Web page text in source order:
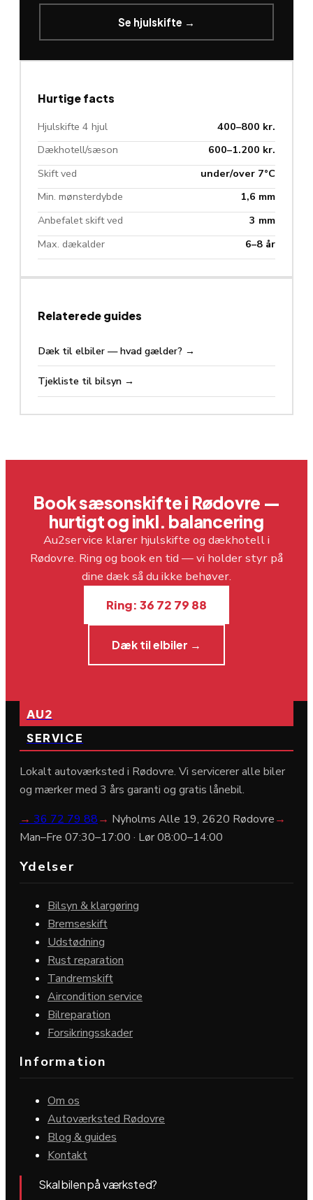
Se hjulskifte →
Hurtige facts
Hjulskifte 4 hjul
400–800 kr.
Dækhotell/sæson
600–1.200 kr.
Skift ved
under/over 7°C
Min. mønsterdybde
1,6 mm
Anbefalet skift ved
3 mm
Max. dækalder
6–8 år
Relaterede guides
Dæk til elbiler — hvad gælder? →
Tjekliste til bilsyn →
Book sæsonskifte i Rødovre —
hurtigt og inkl. balancering
Au2service klarer hjulskifte og dækhotell i
Rødovre. Ring og book en tid — vi holder styr på
dine dæk så du ikke behøver.
Ring: 36 72 79 88
Dæk til elbiler →
AU2
SERVICE
Lokalt autoværksted i Rødovre. Vi servicerer alle biler
og mærker med 3 års garanti og gratis lånebil.
→ 36 72 79 88→ Nyholms Alle 19, 2620 Rødovre→
Man–Fre 07:30–17:00 · Lør 08:00–14:00
Ydelser
Bilsyn & klargøring
Bremseskift
Udstødning
Rust reparation
Tandremskift
Aircondition service
Bilreparation
Forsikringsskader
Information
Om os
Autoværksted Rødovre
Blog & guides
Kontakt
Skal bilen på værksted?